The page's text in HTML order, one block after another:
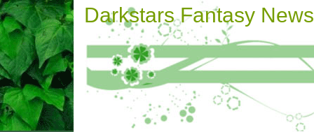
Darkstars Fantasy News